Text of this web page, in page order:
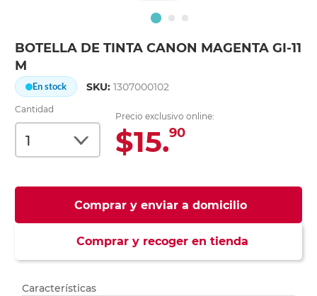
BOTELLA DE TINTA CANON MAGENTA GI-11
M
En stock SKU:1307000102
Cantidad
Precio exclusivo online:
$15.90
Comprar y enviar a domicilio
Comprar y recoger en tienda
Características